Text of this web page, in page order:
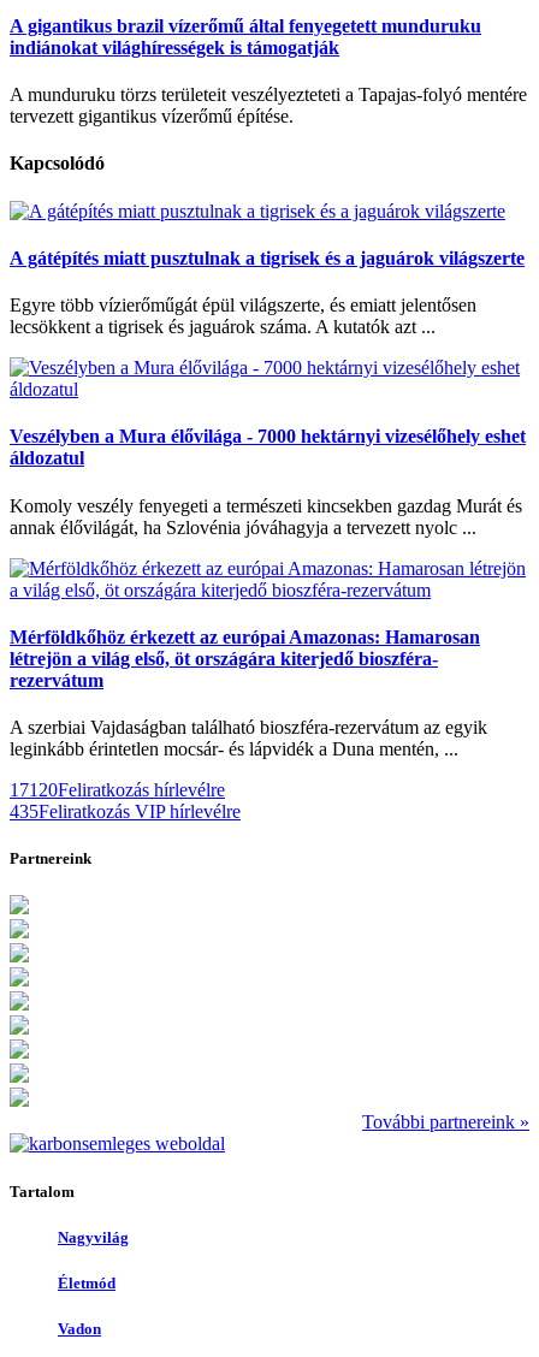
A gigantikus brazil vízerőmű által fenyegetett munduruku
indiánokat világhírességek is támogatják
A munduruku törzs területeit veszélyezteteti a Tapajas-folyó mentére
tervezett gigantikus vízerőmű építése.
Kapcsolódó
A gátépítés miatt pusztulnak a tigrisek és a jaguárok világszerte
Egyre több vízierőműgát épül világszerte, és emiatt jelentősen
lecsökkent a tigrisek és jaguárok száma. A kutatók azt ...
Veszélyben a Mura élővilága - 7000 hektárnyi vizesélőhely eshet
áldozatul
Komoly veszély fenyegeti a természeti kincsekben gazdag Murát és
annak élővilágát, ha Szlovénia jóváhagyja a tervezett nyolc ...
Mérföldkőhöz érkezett az európai Amazonas: Hamarosan
létrejön a világ első, öt országára kiterjedő bioszféra-
rezervátum
A szerbiai Vajdaságban található bioszféra-rezervátum az egyik
leginkább érintetlen mocsár- és lápvidék a Duna mentén, ...
17120Feliratkozás hírlevélre
435Feliratkozás VIP hírlevélre
Partnereink
További partnereink »
Tartalom
Nagyvilág
Életmód
Vadon